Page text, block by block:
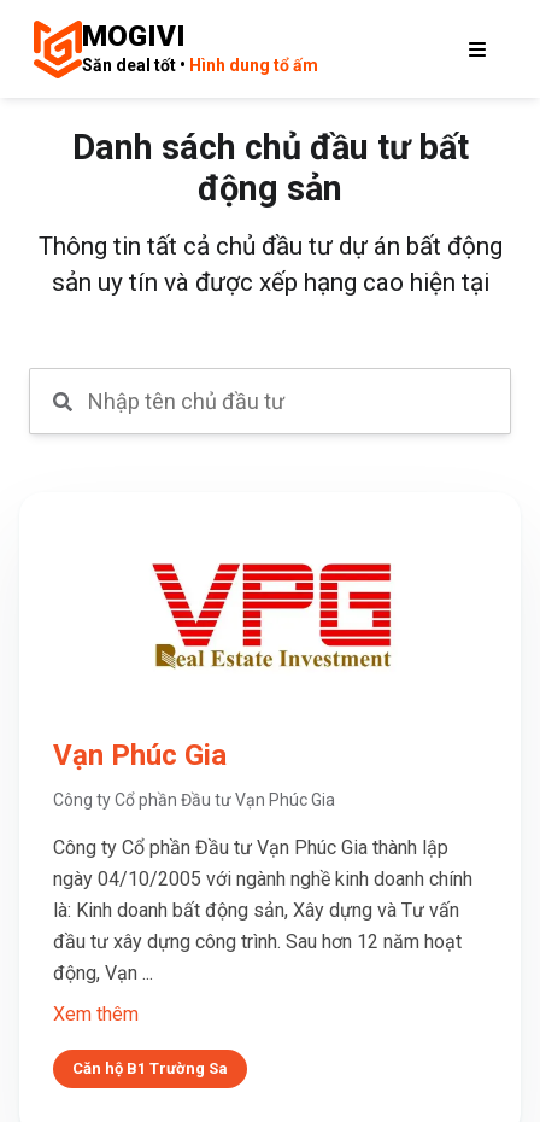
MOGIVI
Săn deal tốt • Hình dung tổ ấm
Danh sách chủ đầu tư bất
động sản
Thông tin tất cả chủ đầu tư dự án bất động
sản uy tín và được xếp hạng cao hiện tại
Vạn Phúc Gia
Công ty Cổ phần Đầu tư Vạn Phúc Gia
Công ty Cổ phần Đầu tư Vạn Phúc Gia thành lập
ngày 04/10/2005 với ngành nghề kinh doanh chính
là: Kinh doanh bất động sản, Xây dựng và Tư vấn
đầu tư xây dựng công trình. Sau hơn 12 năm hoạt
động, Vạn ...
Xem thêm
Căn hộ B1 Trường Sa